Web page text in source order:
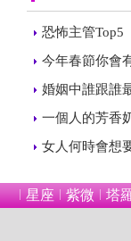
恐怖主管Top5
今年春節你會
婚姻中誰跟誰
一個人的芳香
女人何時會想
星座 紫微 塔